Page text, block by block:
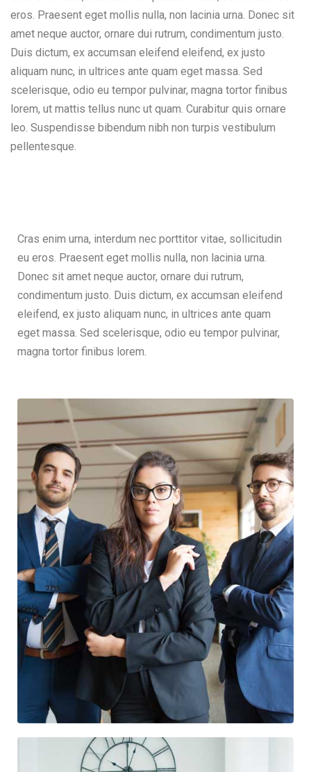
eros. Praesent eget mollis nulla, non lacinia urna. Donec sit
amet neque auctor, ornare dui rutrum, condimentum justo.
Duis dictum, ex accumsan eleifend eleifend, ex justo
aliquam nunc, in ultrices ante quam eget massa. Sed
scelerisque, odio eu tempor pulvinar, magna tortor finibus
lorem, ut mattis tellus nunc ut quam. Curabitur quis ornare
leo. Suspendisse bibendum nibh non turpis vestibulum
pellentesque.
Cras enim urna, interdum nec porttitor vitae, sollicitudin
eu eros. Praesent eget mollis nulla, non lacinia urna.
Donec sit amet neque auctor, ornare dui rutrum,
condimentum justo. Duis dictum, ex accumsan eleifend
eleifend, ex justo aliquam nunc, in ultrices ante quam
eget massa. Sed scelerisque, odio eu tempor pulvinar,
magna tortor finibus lorem.